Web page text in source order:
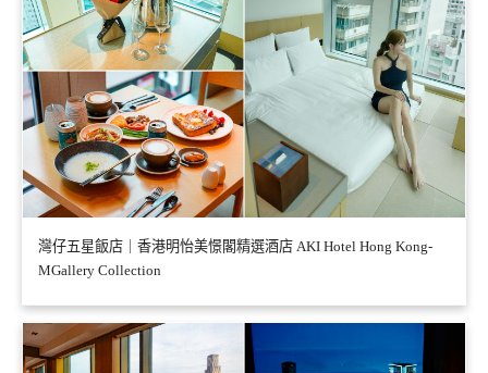
灣仔五星飯店｜香港明怡美憬閣精選酒店 AKI Hotel Hong Kong-
MGallery Collection